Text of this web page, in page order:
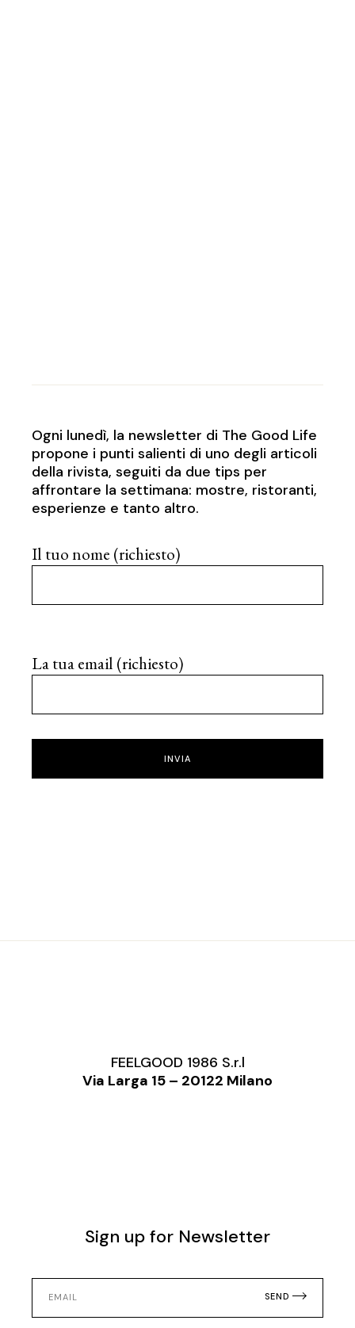
Ogni lunedì, la newsletter di The Good Life
propone i punti salienti di uno degli articoli
della rivista, seguiti da due tips per
affrontare la settimana: mostre, ristoranti,
esperienze e tanto altro.
Il tuo nome (richiesto)
La tua email (richiesto)
INVIA
FEELGOOD 1986 S.r.l
Via Larga 15 – 20122 Milano
Sign up for Newsletter
SEND